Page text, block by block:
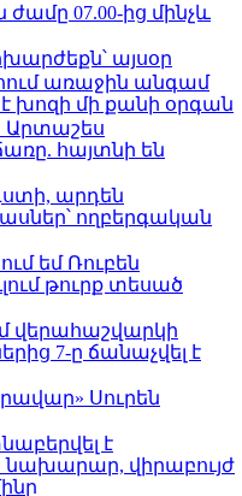
ժամը 07.00-ից մինչև
այսօր
առաջին անգամ
խոզի մի քանի օրգան
Արտաշես
հայտնի են
արդեն
ողբերգական
եմ Ռուբեն
թուրք տեսած
վերահաշվարկի
7-ը ճանաչվել է
Սուրեն
է
վիրաբույժ